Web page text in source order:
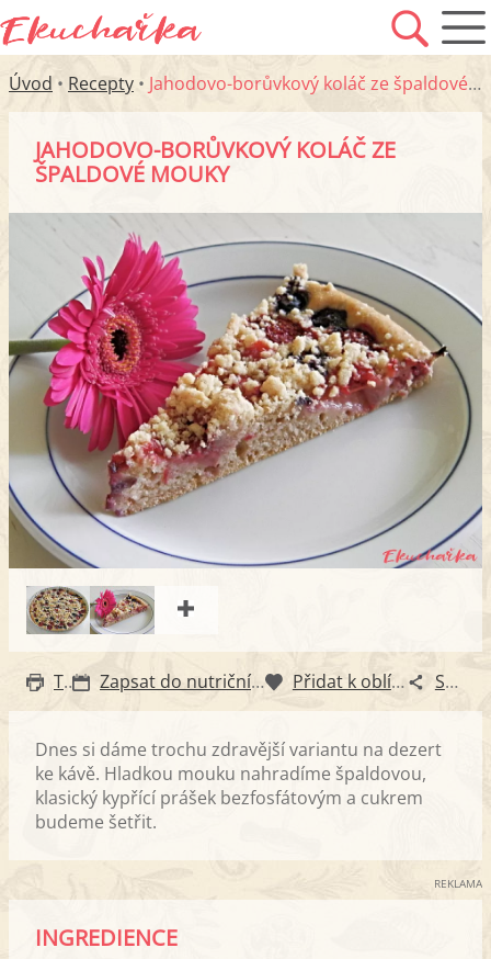
Úvod • Recepty • Jahodovo-borůvkový koláč ze špaldové mouky
JAHODOVO-BORŮVKOVÝ KOLÁČ ZE
ŠPALDOVÉ MOUKY
Tisk Zapsat do nutričního diáře Přidat k oblíbeným Sdílet
Dnes si dáme trochu zdravější variantu na dezert
ke kávě. Hladkou mouku nahradíme špaldovou,
klasický kypřící prášek bezfosfátovým a cukrem
budeme šetřit.
REKLAMA
INGREDIENCE